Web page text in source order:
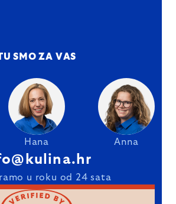
SMO ZA VAS
Hana Anna
u roku od 24 sata